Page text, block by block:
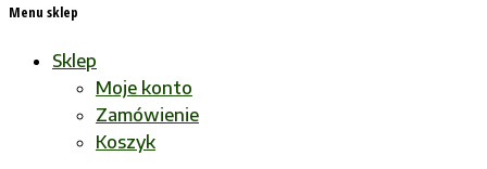
Menu sklep
Sklep
Moje konto
Zamówienie
Koszyk